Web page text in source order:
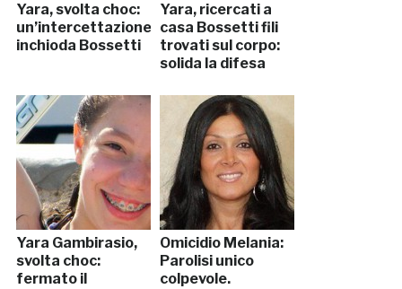
Yara, svolta choc:
un’intercettazione
inchioda Bossetti
Yara, ricercati a
casa Bossetti fili
trovati sul corpo:
solida la difesa
Yara Gambirasio,
svolta choc:
fermato il
Omicidio Melania:
Parolisi unico
colpevole.